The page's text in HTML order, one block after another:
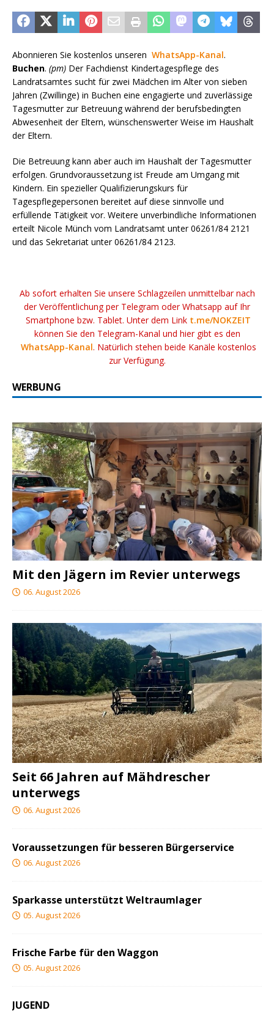
Abonnieren Sie kostenlos unseren WhatsApp-Kanal.
Buchen. (pm) Der Fachdienst Kindertagespflege des
Landratsamtes sucht für zwei Mädchen im Alter von sieben
Jahren (Zwillinge) in Buchen eine engagierte und zuverlässige
Tagesmutter zur Betreuung während der berufsbedingten
Abwesenheit der Eltern, wünschenswerter Weise im Haushalt
der Eltern.
Die Betreuung kann aber auch im Haushalt der Tagesmutter
erfolgen. Grundvoraussetzung ist Freude am Umgang mit
Kindern. Ein spezieller Qualifizierungskurs für
Tagespflegepersonen bereitet auf diese sinnvolle und
erfüllende Tätigkeit vor. Weitere unverbindliche Informationen
erteilt Nicole Münch vom Landratsamt unter 06261/84 2121
und das Sekretariat unter 06261/84 2123.
Ab sofort erhalten Sie unsere Schlagzeilen unmittelbar nach
der Veröffentlichung per Telegram oder Whatsapp auf Ihr
Smartphone bzw. Tablet. Unter dem Link t.me/NOKZEIT
können Sie den Telegram-Kanal und hier gibt es den
WhatsApp-Kanal. Natürlich stehen beide Kanäle kostenlos
zur Verfügung.
WERBUNG
Mit den Jägern im Revier unterwegs
06. August 2026
Seit 66 Jahren auf Mähdrescher
unterwegs
06. August 2026
Voraussetzungen für besseren Bürgerservice
06. August 2026
Sparkasse unterstützt Weltraumlager
05. August 2026
Frische Farbe für den Waggon
05. August 2026
JUGEND